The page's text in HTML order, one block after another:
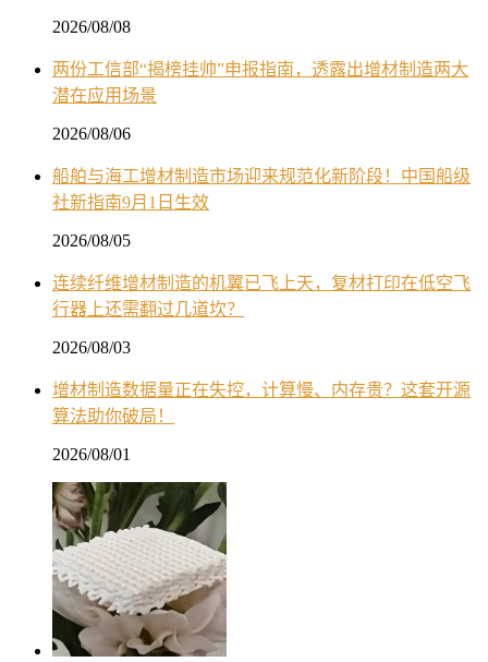
2026/08/08
两份工信部“揭榜挂帅”申报指南，透露出增材制造两大
潜在应用场景
2026/08/06
船舶与海工增材制造市场迎来规范化新阶段！中国船级
社新指南9月1日生效
2026/08/05
连续纤维增材制造的机翼已飞上天，复材打印在低空飞
行器上还需翻过几道坎？
2026/08/03
增材制造数据量正在失控，计算慢、内存贵？这套开源
算法助你破局！
2026/08/01